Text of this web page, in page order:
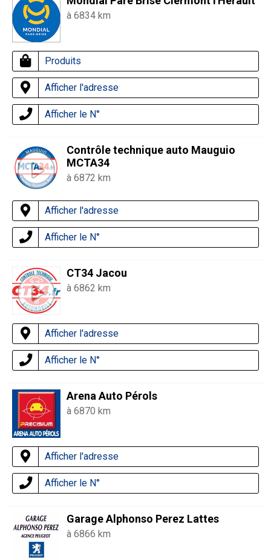
à 6834 km
Produits
Afficher l'adresse
Afficher le N°
Contrôle technique auto Mauguio
MCTA34
à 6872 km
Afficher l'adresse
Afficher le N°
CT34 Jacou
à 6862 km
Afficher l'adresse
Afficher le N°
Arena Auto Pérols
à 6870 km
Afficher l'adresse
Afficher le N°
Garage Alphonso Perez Lattes
à 6866 km